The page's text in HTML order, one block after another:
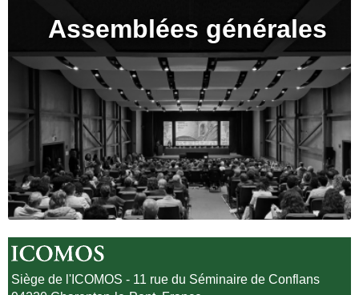
Assemblées générales
Siège de l'ICOMOS - 11 rue du Séminaire de Conflans